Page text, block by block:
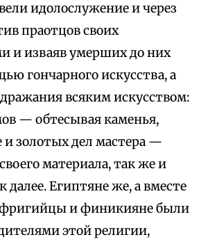
идолослужение и через
праотцов своих
и изваяв умерших до них
гончарного искусства, а
всяким искусством:
— обтесывая каменья,
и золотых дел мастера —
материала, так же и
далее. Египтяне же, а вместе
фригийцы и финикияне были
этой религии,